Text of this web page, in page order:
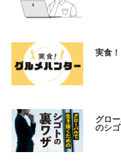
実食
グロ
のシ